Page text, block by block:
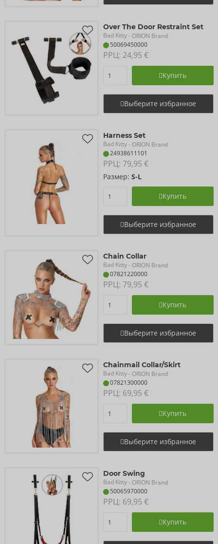
Over The Door Restraint Set
Bad Kitty- ORION Brand
50069450000
РРЦ: 24,95 €
Купить
Выберите избранное
Harness Set
Bad Kitty- ORION Brand
24938611101
РРЦ: 79,95 €
Размер: S-L
Купить
Выберите избранное
Chain Collar
Bad Kitty- ORION Brand
07821220000
РРЦ: 79,95 €
Купить
Выберите избранное
Chainmail Collar/Skirt
Bad Kitty- ORION Brand
07821300000
РРЦ: 69,95 €
Купить
Выберите избранное
Door Swing
Bad Kitty- ORION Brand
50065970000
РРЦ: 69,95 €
Купить